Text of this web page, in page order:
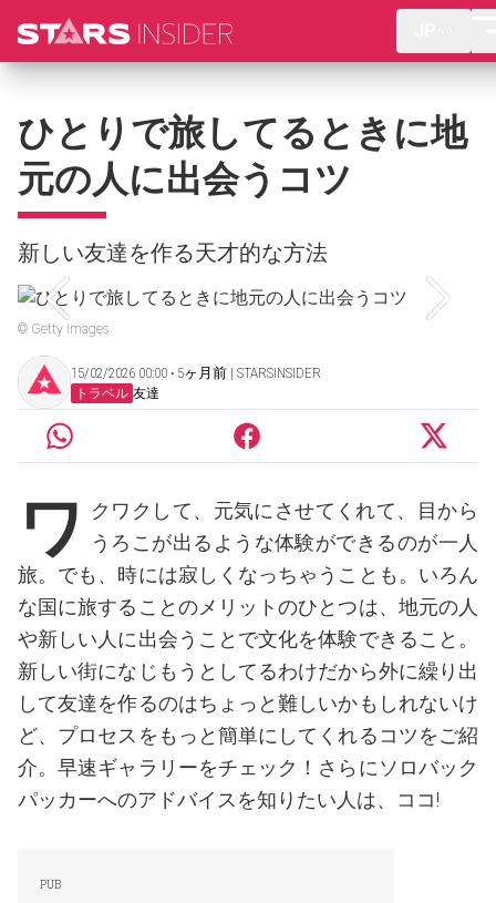
ひとりで旅してるときに地
元の人に出会うコツ
新しい友達を作る天才的な方法
© Getty Images
15/02/2026 00:00 ‧ 5ヶ月前 | STARSINSIDER
トラベル 友達
ワ クワクして、元気にさせてくれて、目から
うろこが出るような体験ができるのが一人
旅。でも、時には寂しくなっちゃうことも。いろん
な国に旅することのメリットのひとつは、地元の人
や新しい人に出会うことで文化を体験できること。
新しい街になじもうとしてるわけだから外に繰り出
して友達を作るのはちょっと難しいかもしれないけ
ど、プロセスをもっと簡単にしてくれるコツをご紹
介。早速ギャラリーをチェック！さらにソロバック
パッカーへのアドバイスを知りたい人は、ココ!